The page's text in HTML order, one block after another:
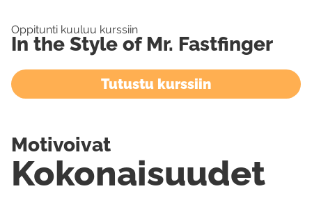
Oppitunti kuuluu kurssiin
In the Style of Mr. Fastfinger
Tutustu kurssiin
Kokonaisuudet
Motivoivat